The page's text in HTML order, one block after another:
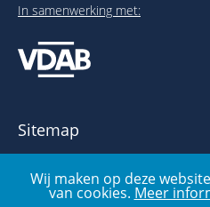
In samenwerking met:
Sitemap
Publicaties en links
Voorbeelden- en oefenbank
Wij maken op deze
van cookies. Meer